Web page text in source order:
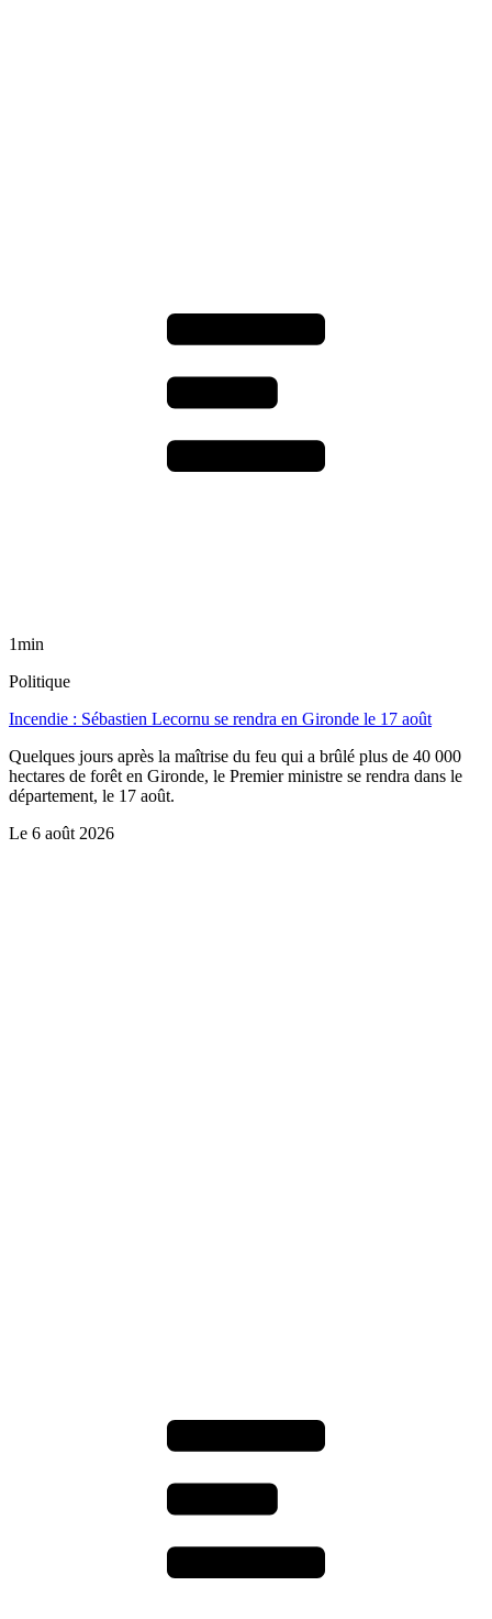
1min
Politique
Incendie : Sébastien Lecornu se rendra en Gironde le 17 août
Quelques jours après la maîtrise du feu qui a brûlé plus de 40 000
hectares de forêt en Gironde, le Premier ministre se rendra dans le
département, le 17 août.
Le 6 août 2026